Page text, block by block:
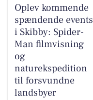
Oplev kommende
spændende events
i Skibby: Spider-
Man filmvisning
og
naturekspedition
til forsvundne
landsbyer